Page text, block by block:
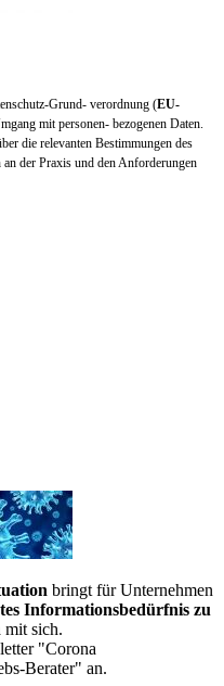
Grund- verordnung (EU-
mit personen- bezogenen Daten.
die relevanten Bestimmungen des
der Praxis und den Anforderungen
bringt für Unternehmen
Informationsbedürfnis zu
mit sich.
"Corona
Berater" an.